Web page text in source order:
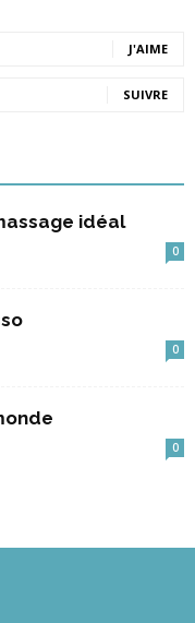
J'AIME
SUIVRE
idéal
0
0
0